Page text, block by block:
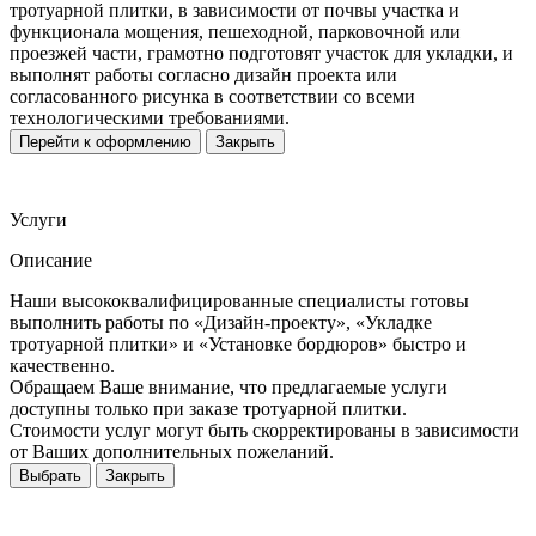
тротуарной плитки, в зависимости от почвы участка и
функционала мощения, пешеходной, парковочной или
проезжей части, грамотно подготовят участок для укладки, и
выполнят работы согласно дизайн проекта или
согласованного рисунка в соответствии со всеми
технологическими требованиями.
Перейти к оформлению Закрыть
Услуги
Описание
Наши высококвалифицированные специалисты готовы
выполнить работы по «Дизайн-проекту», «Укладке
тротуарной плитки» и «Установке бордюров» быстро и
качественно.
Обращаем Ваше внимание, что предлагаемые услуги
доступны только при заказе тротуарной плитки.
Стоимости услуг могут быть скорректированы в зависимости
от Ваших дополнительных пожеланий.
Выбрать Закрыть